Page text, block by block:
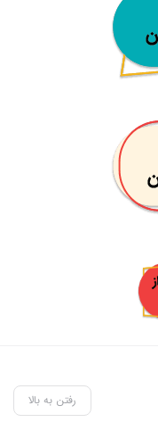
رفتن به بالا